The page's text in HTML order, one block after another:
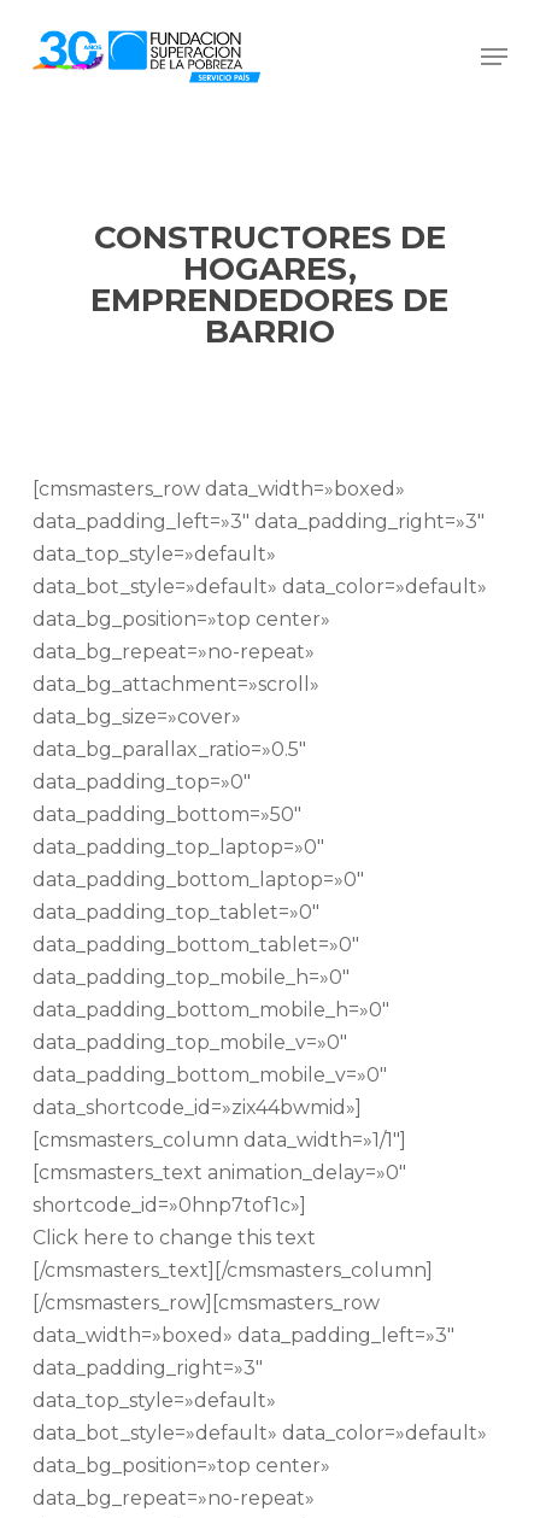
CONSTRUCTORES DE
HOGARES,
EMPRENDEDORES DE
BARRIO
[cmsmasters_row data_width=»boxed»
data_padding_left=»3″ data_padding_right=»3″
data_top_style=»default»
data_bot_style=»default» data_color=»default»
data_bg_position=»top center»
data_bg_repeat=»no-repeat»
data_bg_attachment=»scroll»
data_bg_size=»cover»
data_bg_parallax_ratio=»0.5″
data_padding_top=»0″
data_padding_bottom=»50″
data_padding_top_laptop=»0″
data_padding_bottom_laptop=»0″
data_padding_top_tablet=»0″
data_padding_bottom_tablet=»0″
data_padding_top_mobile_h=»0″
data_padding_bottom_mobile_h=»0″
data_padding_top_mobile_v=»0″
data_padding_bottom_mobile_v=»0″
data_shortcode_id=»zix44bwmid»]
[cmsmasters_column data_width=»1/1″]
[cmsmasters_text animation_delay=»0″
shortcode_id=»0hnp7tof1c»]
Click here to change this text
[/cmsmasters_text][/cmsmasters_column]
[/cmsmasters_row][cmsmasters_row
data_width=»boxed» data_padding_left=»3″
data_padding_right=»3″
data_top_style=»default»
data_bot_style=»default» data_color=»default»
data_bg_position=»top center»
data_bg_repeat=»no-repeat»